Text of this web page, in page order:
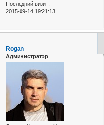
Последний визит:
2015-09-14 19:21:13
Rogan
Администратор